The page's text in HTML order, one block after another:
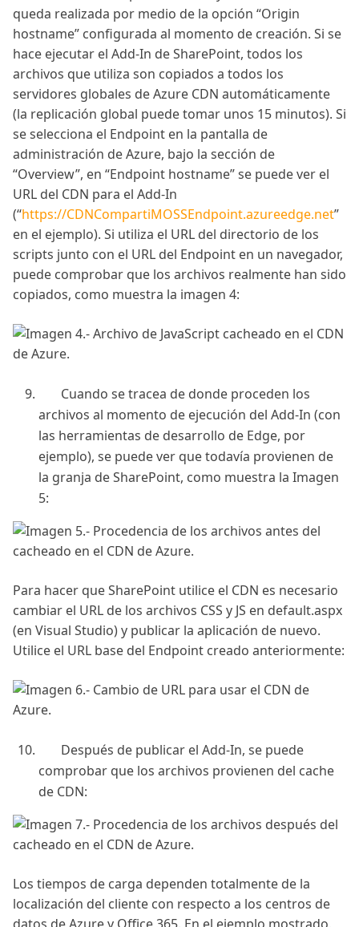
queda realizada por medio de la opción “Origin
hostname” configurada al momento de creación. Si se
hace ejecutar el Add-In de SharePoint, todos los
archivos que utiliza son copiados a todos los
servidores globales de Azure CDN automáticamente
(la replicación global puede tomar unos 15 minutos). Si
se selecciona el Endpoint en la pantalla de
administración de Azure, bajo la sección de
“Overview”, en “Endpoint hostname” se puede ver el
URL del CDN para el Add-In
(“https://CDNCompartiMOSSEndpoint.azureedge.net”
en el ejemplo). Si utiliza el URL del directorio de los
scripts junto con el URL del Endpoint en un navegador,
puede comprobar que los archivos realmente han sido
copiados, como muestra la imagen 4:
Cuando se tracea de donde proceden los
archivos al momento de ejecución del Add-In (con
las herramientas de desarrollo de Edge, por
ejemplo), se puede ver que todavía provienen de
la granja de SharePoint, como muestra la Imagen
5: ​
Para hacer que SharePoint utilice el CDN es necesario
cambiar el URL de los archivos CSS y JS en default.aspx
(en Visual Studio) y publicar la aplicación de nuevo.
Utilice el URL base del Endpoint creado anteriormente:
Después de publicar el Add-In, se puede
comprobar que los archivos provienen del cache
de CDN:
Los tiempos de carga dependen totalmente de la
localización del cliente con respecto a los centros de